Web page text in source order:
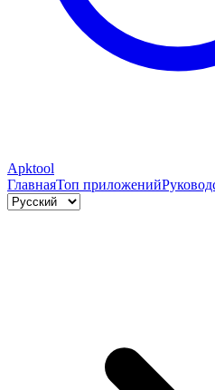
Apktool
ГлавнаяТоп приложений